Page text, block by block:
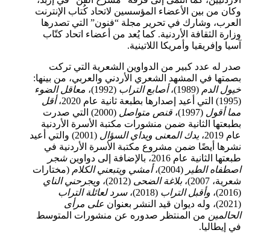
وكان من بين الأعضاء المؤسسين لاتحاد كُتاب الإنترنت
العرب، وشارك في تحرير مجلة “فنون” التي تصدرها
وزارة الثقافة الأردنية. كما يُعد من أعضاء اتحاد كتّاب
آسيا وإفريقيا وأمريكا اللاتينية.
صدر له عدد كبير من الدواوين الشعرية التي تركت
بصمتها في المشهد الشعري الأردني والعربي، من بينها:
خيول الدم (1989)، أصابع التراب (1992)،
معاقل الضوء
(1995) التي أعيد إصدارها بطبعة ثانية عام 2020،
أقل
مما أقول (1997)، قنص متواصل
(2000) التي صدرت
بطبعتها الثانية ضمن منشورات مكتبة الأسرة الأردنية
عام 2019،
يدك المعنى ويداي السؤال
(2001) والتي أعيد
نشرها أيضًا ضمن مشروع مكتبة الأسرة الأردنية في
طبعتها الثانية عام 2016، بالإضافة إلى دواوين
شجر
اصطفاه الطير (2004)، أمشي ويتبعني الكلام (مختارات
شعرية، 2007)،
بلاغة الضحى (2012)،
ويجرحني الناي
(2016)،
وأقبل التراب (2018)،
سرد لعائلة التراب
(2021)، وله ديوان قيد النشر بعنوان
على مرأى
الحالمين من المنتظر صدوره عن منشورات المتوسط
في إيطاليا.